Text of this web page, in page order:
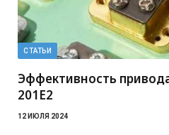
СТАТЬИ
Эффективность
201E2
12 ИЮЛЯ 2024